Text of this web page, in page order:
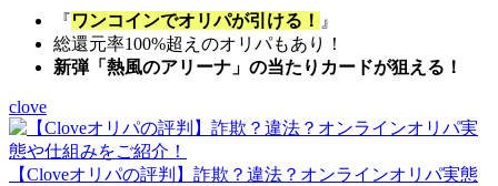
『 ワンコインでオリパが引ける！ 』
総還元率100%超えのオリパもあり！
新弾「熱風のアリーナ」の当たりカードが狙える！
clove
【Cloveオリパの評判】詐欺？違法？オンラインオリパ実態